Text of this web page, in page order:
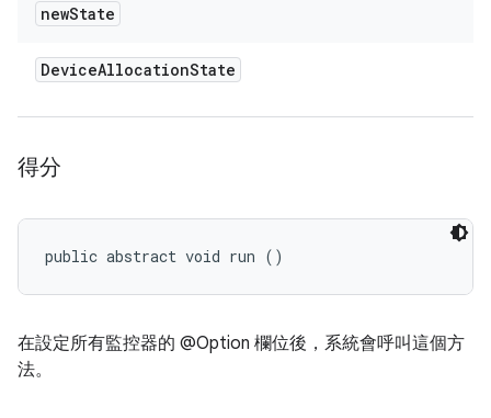
newState
DeviceAllocationState
得分
public abstract void run ()
在設定所有監控器的 @Option 欄位後，系統會呼叫這個方
法。